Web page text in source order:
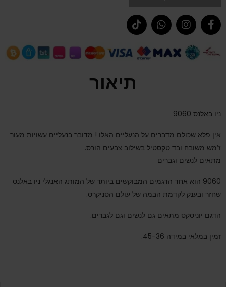
תיאור
ניו באלנס 9060
אין פלא שכולם מדברים על הנעליים האלו ! מדובר בנעליים עשויות מעור
ז’מש משובח ובד טקסטיל בשילוב צבעים הורס.
מתאים לנשים וגברים
9060 הוא אחד הדגמים המבוקשים ביותר של המותג האנגלי ניו באלנס
שחזר ובענק לקדמת הבמה של עולם הסניקרס.
הדגם יוניסקס מתאים גם לנשים וגם לגברים.
זמין במלאי במידה 45-36.